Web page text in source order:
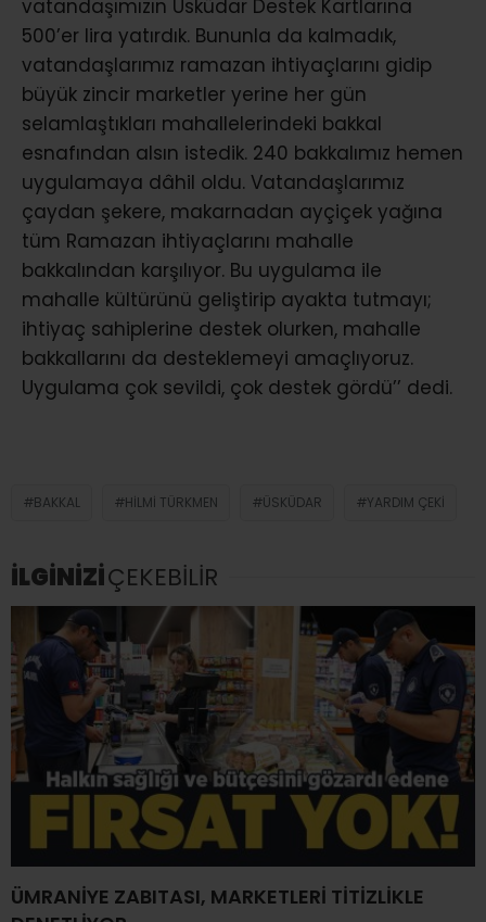
vatandaşımızın Üsküdar Destek Kartlarına
500’er lira yatırdık. Bununla da kalmadık,
vatandaşlarımız ramazan ihtiyaçlarını gidip
büyük zincir marketler yerine her gün
selamlaştıkları mahallelerindeki bakkal
esnafından alsın istedik. 240 bakkalımız hemen
uygulamaya dâhil oldu. Vatandaşlarımız
çaydan şekere, makarnadan ayçiçek yağına
tüm Ramazan ihtiyaçlarını mahalle
bakkalından karşılıyor. Bu uygulama ile
mahalle kültürünü geliştirip ayakta tutmayı;
ihtiyaç sahiplerine destek olurken, mahalle
bakkallarını da desteklemeyi amaçlıyoruz.
Uygulama çok sevildi, çok destek gördü’’ dedi.
BAKKAL HILMI TÜRKMEN ÜSKÜDAR YARDIM ÇEKI
İLGİNİZİÇEKEBİLİR
ÜMRANİYE ZABITASI, MARKETLERİ TİTİZLİKLE